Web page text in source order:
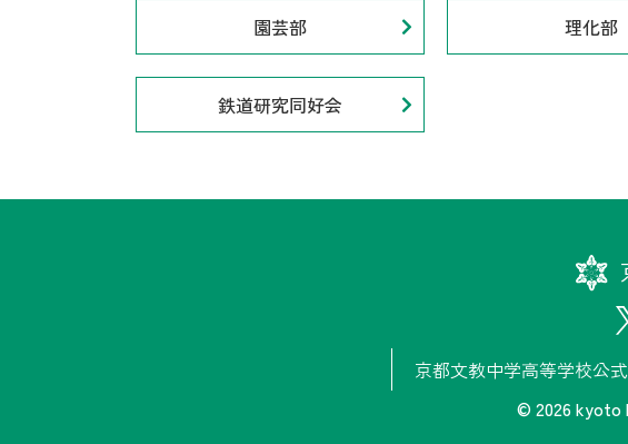
園芸部 理化部
鉄道研究同好会
京都文教中学高等学校公
© 2026 kyoto